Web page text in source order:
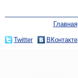
Главная
Twitter ВКонтакте